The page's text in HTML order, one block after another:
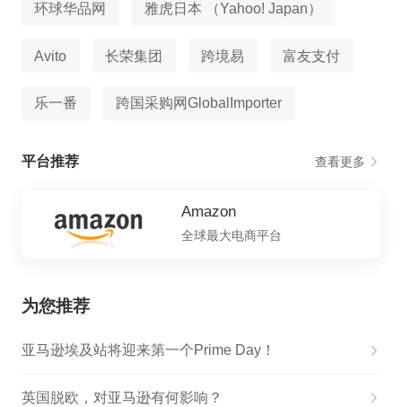
环球华品网 雅虎日本 （Yahoo! Japan）
Avito 长荣集团 跨境易 富友支付
乐一番 跨国采购网GlobalImporter
平台推荐 查看更多
Amazon
全球最大电商平台
为您推荐
亚马逊埃及站将迎来第一个Prime Day！
英国脱欧，对亚马逊有何影响？